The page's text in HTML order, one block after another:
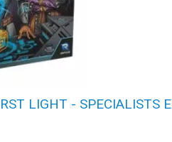
LIGHT - SPECIALISTS